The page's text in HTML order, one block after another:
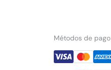
Métodos de pago